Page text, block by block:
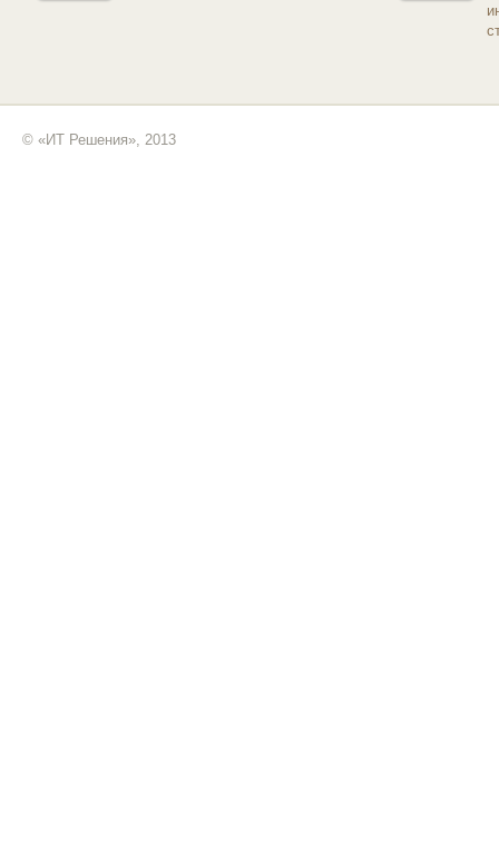
© «ИТ Решения», 2013